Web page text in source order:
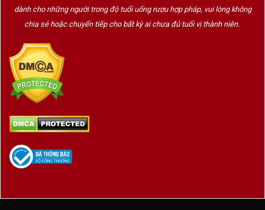
dành cho những người trong độ tuổi uống rượu hợp pháp, vui lòng không
chia sẻ hoặc chuyển tiếp cho bất kỳ ai chưa đủ tuổi vị thành niên.